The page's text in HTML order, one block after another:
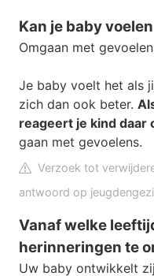
Kan je baby
Omgaan met
Je baby voelt het als
zich dan ook beter.
reageert je kind daar
gaan met gevoelens.
Verzoek tot
antwoord op
Vanaf welke
herinneringen te
Uw baby ontwikkelt